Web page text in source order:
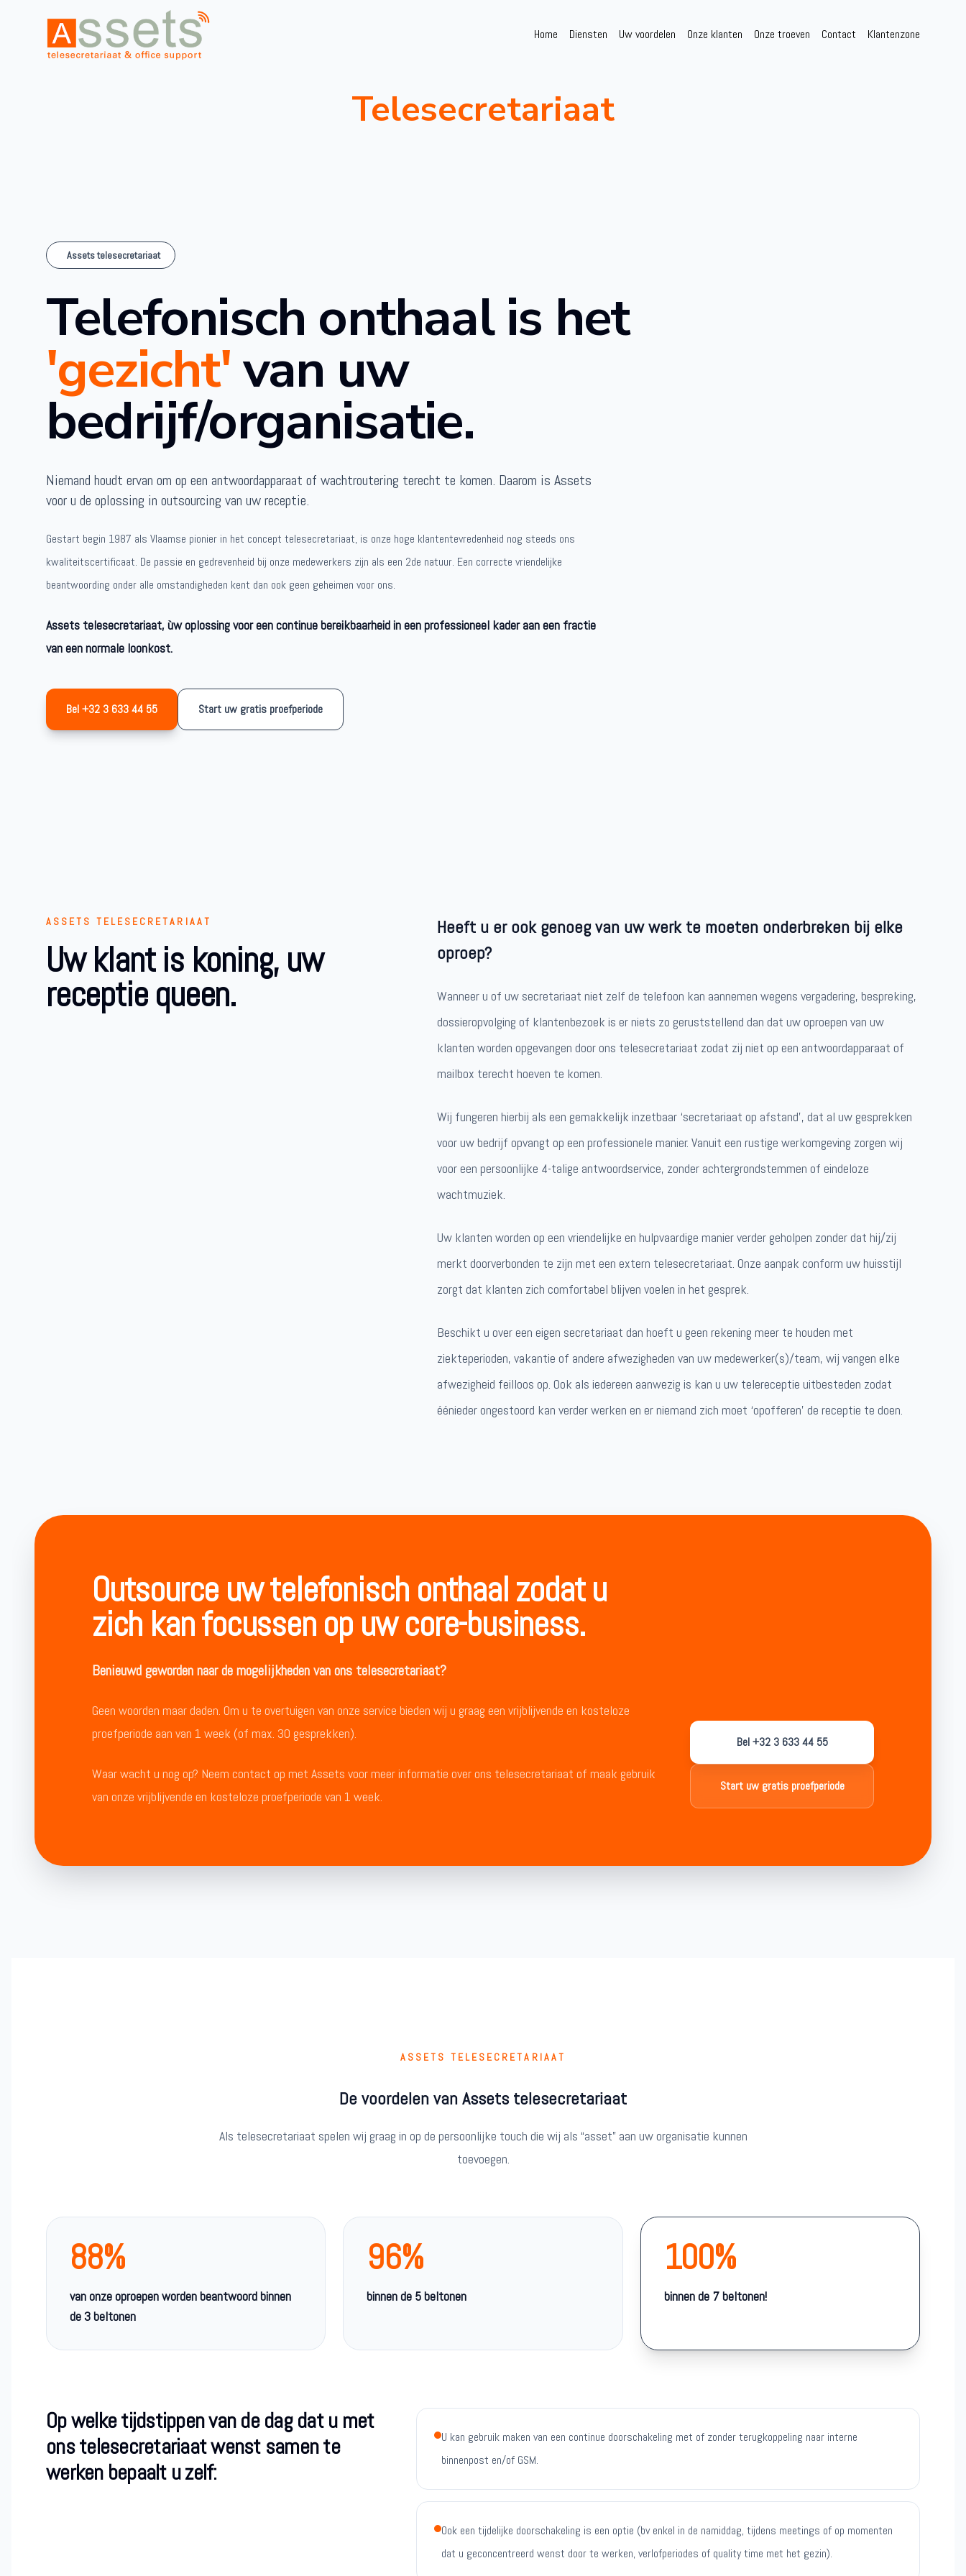
Home Diensten Uw voordelen Onze klanten Onze troeven Contact Klantenzone
Telesecretariaat
Assets telesecretariaat
Telefonisch onthaal is het
'gezicht'van uw
bedrijf/organisatie.
Niemand houdt ervan om op een antwoordapparaat of wachtroutering terecht te komen. Daarom is Assets
voor u de oplossing in outsourcing van uw receptie.
Gestart begin 1987 als Vlaamse pionier in het concept telesecretariaat, is onze hoge klantentevredenheid nog steeds ons
kwaliteitscertificaat. De passie en gedrevenheid bij onze medewerkers zijn als een 2de natuur. Een correcte vriendelijke
beantwoording onder alle omstandigheden kent dan ook geen geheimen voor ons.
Assets telesecretariaat, ùw oplossing voor een continue bereikbaarheid in een professioneel kader aan een fractie
van een normale loonkost.
Bel +32 3 633 44 55 Start uw gratis proefperiode
ASSETS TELESECRETARIAAT
Uw klant is koning, uw
receptie queen.
Heeft u er ook genoeg van uw werk te moeten onderbreken bij elke
oproep?
Wanneer u of uw secretariaat niet zelf de telefoon kan aannemen wegens vergadering, bespreking,
dossieropvolging of klantenbezoek is er niets zo geruststellend dan dat uw oproepen van uw
klanten worden opgevangen door ons telesecretariaat zodat zij niet op een antwoordapparaat of
mailbox terecht hoeven te komen.
Wij fungeren hierbij als een gemakkelijk inzetbaar ‘secretariaat op afstand’, dat al uw gesprekken
voor uw bedrijf opvangt op een professionele manier. Vanuit een rustige werkomgeving zorgen wij
voor een persoonlijke 4-talige antwoordservice, zonder achtergrondstemmen of eindeloze
wachtmuziek.
Uw klanten worden op een vriendelijke en hulpvaardige manier verder geholpen zonder dat hij/zij
merkt doorverbonden te zijn met een extern telesecretariaat. Onze aanpak conform uw huisstijl
zorgt dat klanten zich comfortabel blijven voelen in het gesprek.
Beschikt u over een eigen secretariaat dan hoeft u geen rekening meer te houden met
ziekteperioden, vakantie of andere afwezigheden van uw medewerker(s)/team, wij vangen elke
afwezigheid feilloos op. Ook als iedereen aanwezig is kan u uw telereceptie uitbesteden zodat
éénieder ongestoord kan verder werken en er niemand zich moet ‘opofferen’ de receptie te doen.
Outsource uw telefonisch onthaal zodat u
zich kan focussen op uw core-business.
Benieuwd geworden naar de mogelijkheden van ons telesecretariaat?
Geen woorden maar daden. Om u te overtuigen van onze service bieden wij u graag een vrijblijvende en kosteloze
proefperiode aan van 1 week (of max. 30 gesprekken).
Waar wacht u nog op? Neem contact op met Assets voor meer informatie over ons telesecretariaat of maak gebruik
van onze vrijblijvende en kosteloze proefperiode van 1 week.
Bel +32 3 633 44 55
Start uw gratis proefperiode
ASSETS TELESECRETARIAAT
De voordelen van Assets telesecretariaat
Als telesecretariaat spelen wij graag in op de persoonlijke touch die wij als “asset” aan uw organisatie kunnen
toevoegen.
88%
van onze oproepen worden beantwoord binnen
de 3 beltonen
96%
binnen de 5 beltonen
100%
binnen de 7 beltonen!
Op welke tijdstippen van de dag dat u met
ons telesecretariaat wenst samen te
werken bepaalt u zelf:
U kan gebruik maken van een continue doorschakeling met of zonder terugkoppeling naar interne
binnenpost en/of GSM.
Ook een tijdelijke doorschakeling is een optie (bv enkel in de namiddag, tijdens meetings of op momenten
dat u geconcentreerd wenst door te werken, verlofperiodes of quality time met het gezin).